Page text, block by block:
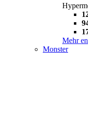
Mehr
Monster